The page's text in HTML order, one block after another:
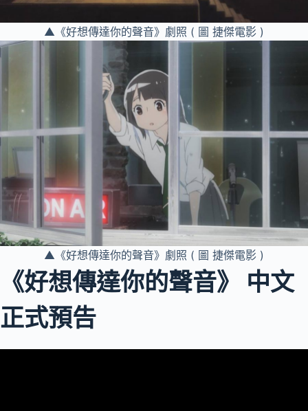
▲《好想傳達你的聲音》劇照 ( 圖 捷傑電影 )
▲《好想傳達你的聲音》劇照 ( 圖 捷傑電影 )
《好想傳達你的聲音》 中文
正式預告